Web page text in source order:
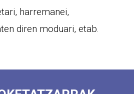
harremanei,
diren moduari, etab.